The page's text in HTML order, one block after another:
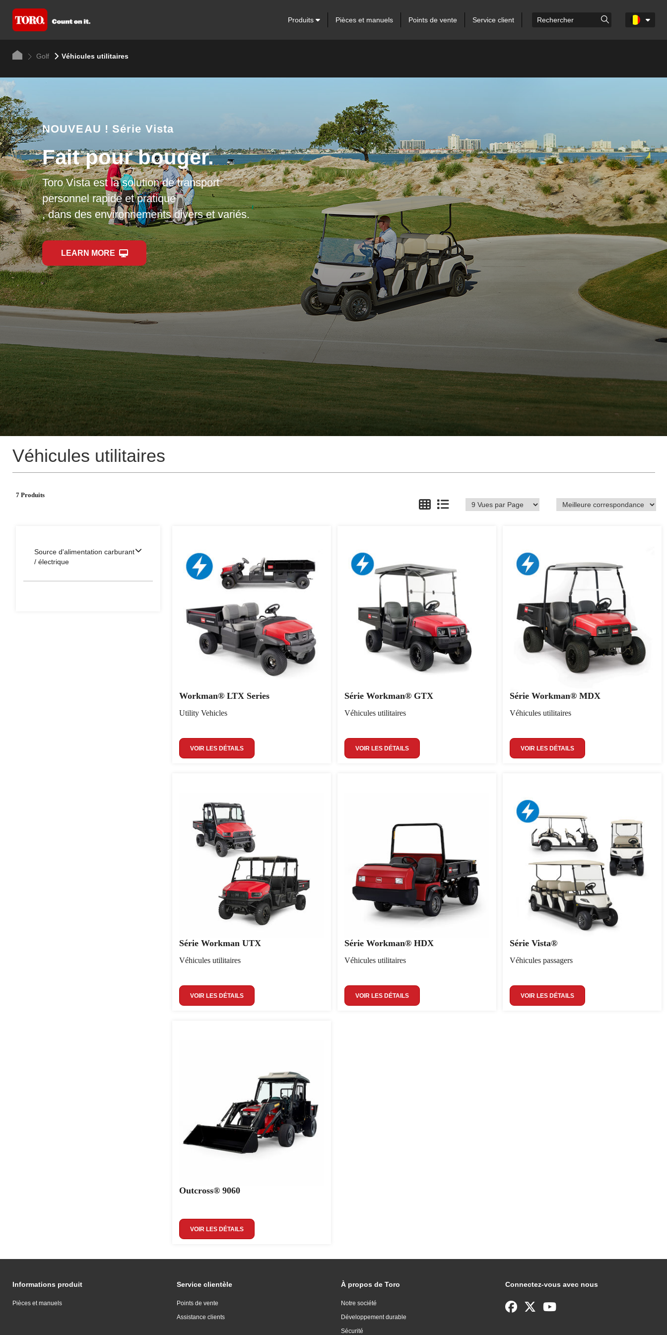
Produits Pièces et manuels Points de vente Service client
Golf Véhicules utilitaires
NOUVEAU ! Série Vista
Fait pour bouger.
Toro Vista est la solution de transport
personnel rapide et pratique
, dans des environnements divers et variés.
LEARN MORE
Véhicules utilitaires
7 Produits
Source d'alimentation carburant
/ électrique
Workman® LTX Series
Utility Vehicles
VOIR LES DÉTAILS
Série Workman® GTX
Véhicules utilitaires
VOIR LES DÉTAILS
Série Workman® MDX
Véhicules utilitaires
VOIR LES DÉTAILS
Série Workman UTX
Véhicules utilitaires
VOIR LES DÉTAILS
Série Workman® HDX
Véhicules utilitaires
VOIR LES DÉTAILS
Série Vista®
Véhicules passagers
VOIR LES DÉTAILS
Outcross® 9060
VOIR LES DÉTAILS
Informations produit
Pièces et manuels
Service clientèle
Points de vente
Assistance clients
À propos de Toro
Notre société
Développement durable
Sécurité
Connectez-vous avec nous